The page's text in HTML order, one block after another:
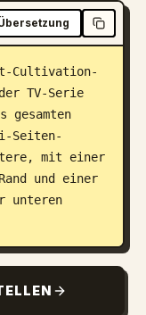
Cultivation-
TV-Serie
Seiten-
mit einer
und einer
unteren